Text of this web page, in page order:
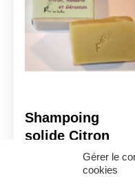
Gérer le
cookies
Shampoing
solide Citron
Géranium